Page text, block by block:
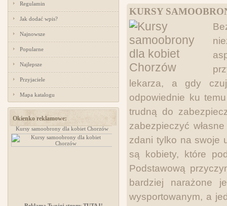
Regulamin
Jak dodać wpis?
Najnowsze
Popularne
Najlepsze
Przyjaciele
Mapa katalogu
Okienko reklamowe:
Kursy samoobrony dla kobiet Chorzów www.ministerstwogadzetow.com
KURSY
lekarza, a gdy
odpowiednie ku
trudną do
zabezpieczyć
zdani tylko na swoje
są kobiety, które
Podstawową
bardziej narażone
wysportowanym, a